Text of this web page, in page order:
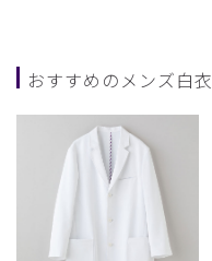
おすすめのメンズ白衣